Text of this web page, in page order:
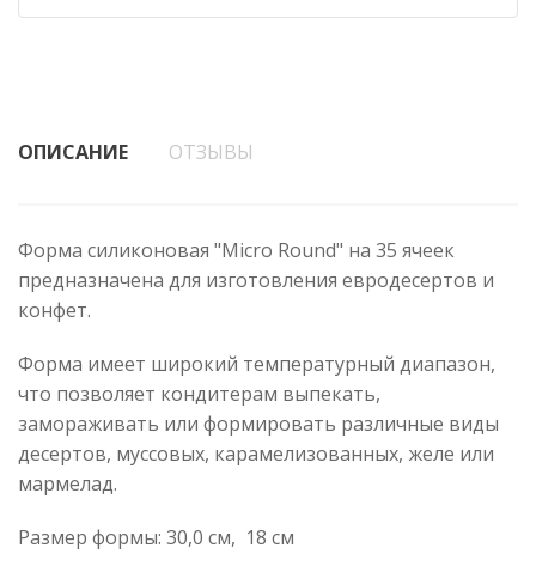
ОПИСАНИЕ ОТЗЫВЫ
Форма силиконовая "Micro Round" на 35 ячеек
предназначена для изготовления евродесертов и
конфет.
Форма имеет широкий температурный диапазон,
что позволяет кондитерам выпекать,
замораживать или формировать различные виды
десертов, муссовых, карамелизованных, желе или
мармелад.
Размер формы: 30,0 см, 18 см